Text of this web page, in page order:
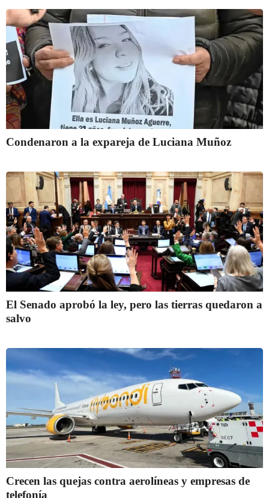
Condenaron a la expareja de Luciana Muñoz
El Senado aprobó la ley, pero las tierras quedaron a
salvo
Crecen las quejas contra aerolíneas y empresas de
telefonía